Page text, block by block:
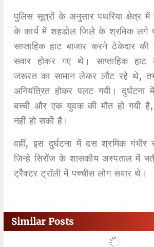
पुलिस सूत्रों के अनुसार पथरिया क्षेत्र में
के कार्य में शहडोल जिले के श्रमिक लगे
साप्ताहिक हाट बाजार करने ठेकेदार
सवार होकर गए थे। साप्ताहिक हाट
जरूरत का सामान लेकर लौट रहे थे,
अनियंत्रित होकर पलट गयी। दुर्घटना
बच्ची और एक युवक की मौत हो गयी है,
नहीं हो सकी है।
वहीं, इस दुर्घटना में दस श्रमिक
जिन्हे सिरोंज के शासकीय अस्पताल में
ट्रैैक्टर ट्रॉली में पच्चीस लोग सवार थे।
Similar Posts